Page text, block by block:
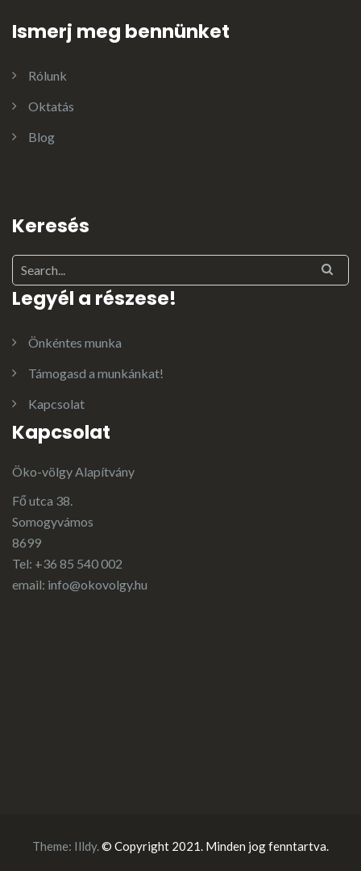
Ismerj meg bennünket
Rólunk
Oktatás
Blog
Keresés
Legyél a részese!
Önkéntes munka
Támogasd a munkánkat!
Kapcsolat
Kapcsolat
Öko-völgy Alapítvány
Fő utca 38.
Somogyvámos
8699
Tel: +36 85 540 002
email: info@okovolgy.hu
Theme: Illdy.© Copyright 2021. Minden jog fenntartva.